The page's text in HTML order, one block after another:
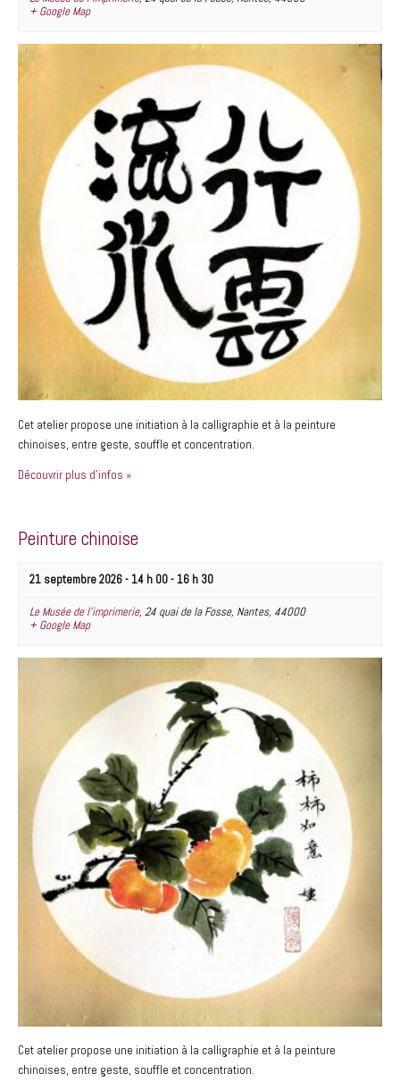
+ Google Map
Cet atelier propose une initiation à la calligraphie et à la peinture
chinoises, entre geste, souffle et concentration.
Découvrir plus d'infos »
Peinture chinoise
21 septembre 2026 - 14 h 00- 16 h 30
Le Musée de l’imprimerie, 24 quai de la Fosse, Nantes, 44000
+ Google Map
Cet atelier propose une initiation à la calligraphie et à la peinture
chinoises, entre geste, souffle et concentration.